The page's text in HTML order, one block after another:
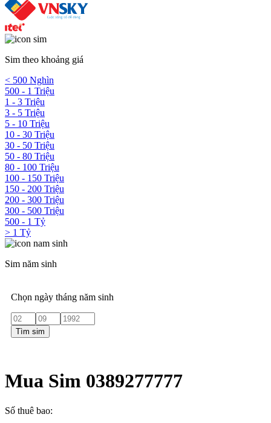
Sim theo khoảng giá
< 500 Nghìn
500 - 1 Triệu
1 - 3 Triệu
3 - 5 Triệu
5 - 10 Triệu
10 - 30 Triệu
30 - 50 Triệu
50 - 80 Triệu
80 - 100 Triệu
100 - 150 Triệu
150 - 200 Triệu
200 - 300 Triệu
300 - 500 Triệu
500 - 1 Tỷ
> 1 Tỷ
Sim năm sinh
Chọn ngày tháng năm sinh
Tìm sim
Mua Sim 0389277777
Số thuê bao: